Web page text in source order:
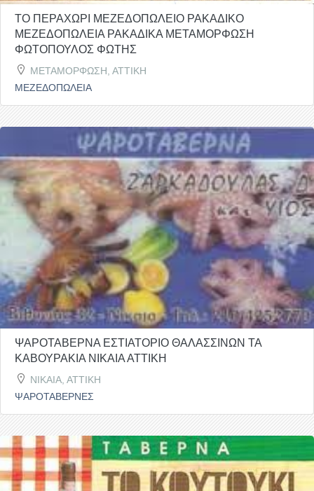
ΤΟ ΠΕΡΑΧΩΡΙ ΜΕΖΕΔΟΠΩΛΕΙΟ ΡΑΚΑΔΙΚΟ
ΜΕΖΕΔΟΠΩΛΕΙΑ ΡΑΚΑΔΙΚΑ ΜΕΤΑΜΟΡΦΩΣΗ
ΦΩΤΟΠΟΥΛΟΣ ΦΩΤΗΣ
ΜΕΤΑΜΟΡΦΩΣΗ, ΑΤΤΙΚΗ
ΜΕΖΕΔΟΠΩΛΕΙΑ
ΨΑΡΟΤΑΒΕΡΝΑ ΕΣΤΙΑΤΟΡΙΟ ΘΑΛΑΣΣΙΝΩΝ ΤΑ
ΚΑΒΟΥΡΑΚΙΑ ΝΙΚΑΙΑ ΑΤΤΙΚΗ
ΝΙΚΑΙΑ, ΑΤΤΙΚΗ
ΨΑΡΟΤΑΒΕΡΝΕΣ